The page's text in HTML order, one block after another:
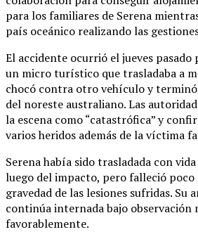
para los familiares de Serena
país oceánico realizando las
El accidente ocurrió el jueves pasado
un micro turístico que trasladaba a
chocó contra otro vehículo y
del noreste australiano. Las
la escena como “catastrófica” y
varios heridos además de la víctima
Serena había sido trasladada con
luego del impacto, pero falleció poco
gravedad de las lesiones sufridas. Su
continúa internada bajo observación
favorablemente.